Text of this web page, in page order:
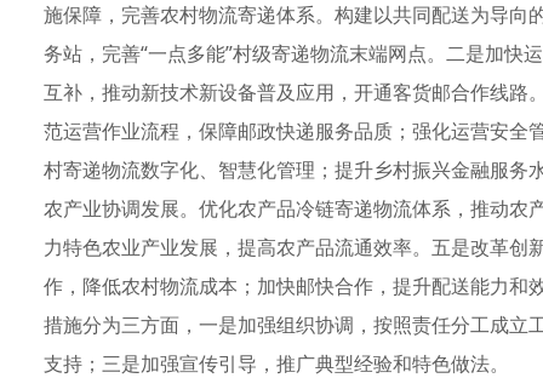
施保障，完善农村物流寄递体系。构建以共同配送为导向
务站，完善“一点多能”村级寄递物流末端网点。二是加快
互补，推动新技术新设备普及应用，开通客货邮合作线
范运营作业流程，保障邮政快递服务品质；强化运营安
村寄递物流数字化、智慧化管理；提升乡村振兴金融服务
农产业协调发展。优化农产品冷链寄递物流体系，推动
力特色农业产业发展，提高农产品流通效率。五是改革
作，降低农村物流成本；加快邮快合作，提升配送能力和
措施分为三方面，一是加强组织协调，按照责任分工成
支持；三是加强宣传引导，推广典型经验和特色做法。